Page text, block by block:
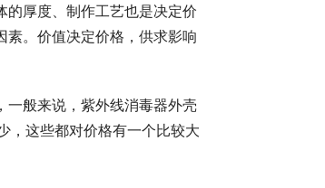
的厚度、制作工艺也是决定价
素。价值决定价格，供求影响
一般来说，紫外线消毒器外壳
，这些都对价格有一个比较大